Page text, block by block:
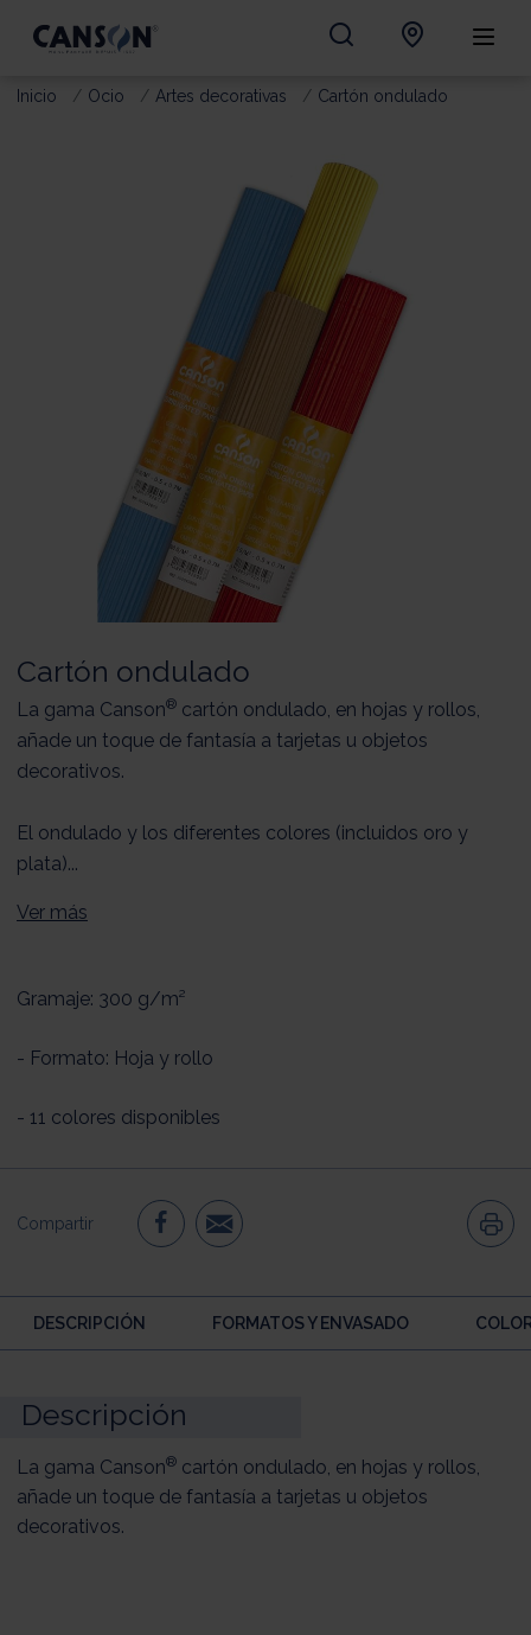
Inicio Ocio Artes decorativas Cartón ondulado
Cartón ondulado
La gama Canson® cartón ondulado, en hojas y rollos,
añade un toque de fantasía a tarjetas u objetos
decorativos.
El ondulado y los diferentes colores (incluidos oro y
plata)...
Ver más
Gramaje: 300 g/m²
- Formato: Hoja y rollo
- 11 colores disponibles
Compartir
DESCRIPCIÓN FORMATOS Y ENVASADO
Descripción
La gama Canson® cartón ondulado, en hojas y rollos,
añade un toque de fantasía a tarjetas u objetos
decorativos.